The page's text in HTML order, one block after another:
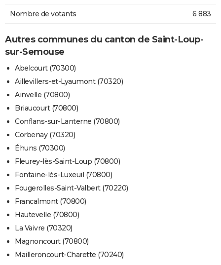
Nombre de votants 6 883
Autres communes du canton de Saint-Loup-
sur-Semouse
Abelcourt (70300)
Aillevillers-et-Lyaumont (70320)
Ainvelle (70800)
Briaucourt (70800)
Conflans-sur-Lanterne (70800)
Corbenay (70320)
Éhuns (70300)
Fleurey-lès-Saint-Loup (70800)
Fontaine-lès-Luxeuil (70800)
Fougerolles-Saint-Valbert (70220)
Francalmont (70800)
Hautevelle (70800)
La Vaivre (70320)
Magnoncourt (70800)
Mailleroncourt-Charette (70240)